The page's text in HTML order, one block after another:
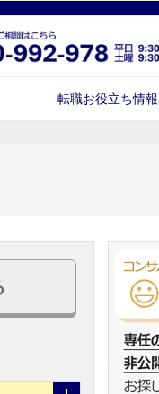
転職お役立ち情報